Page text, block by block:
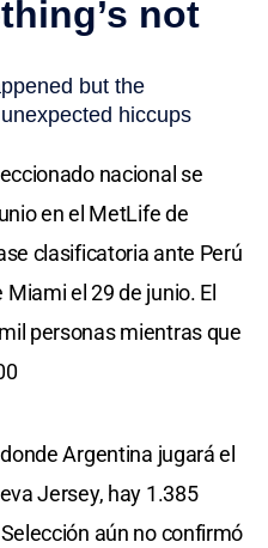
nacional se
en el MetLife de
clasificatoria ante Perú
el 29 de junio. El
personas mientras que
Argentina jugará el
Jersey, hay 1.385
aún no confirmó